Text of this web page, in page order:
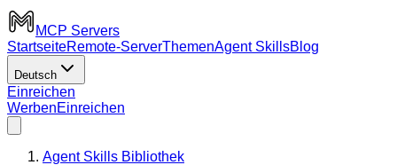
MCP Servers
StartseiteRemote-ServerThemenAgent SkillsBlog
Deutsch
Einreichen
WerbenEinreichen
Agent Skills Bibliothek